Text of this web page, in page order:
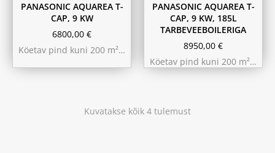
PANASONIC AQUAREA T-
CAP, 9 KW
6800,00 €
Köetav pind kuni 200 m²…
PANASONIC AQUAREA T-
CAP, 9 KW, 185L
TARBEVEEBOILERIGA
8950,00 €
Köetav pind kuni 200 m²…
Kuvatakse kõik 4 tulemust